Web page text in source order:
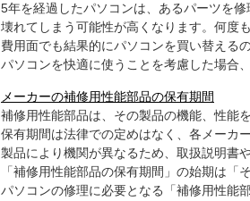
5年を経過したパソコンは、あるパーツを
壊れてしまう可能性が高くなります。何度
費用面でも結果的にパソコンを買い替える
パソコンを快適に使うことを考慮した場合
メーカーの補修用性能部品の保有期間
補修用性能部品は、その製品の機能、性能
保有期間は法律での定めはなく、各メーカ
製品により機関が異なるため、取扱説明書
「補修用性能部品の保有期間」の始期は「
パソコンの修理に必要となる「補修用性能